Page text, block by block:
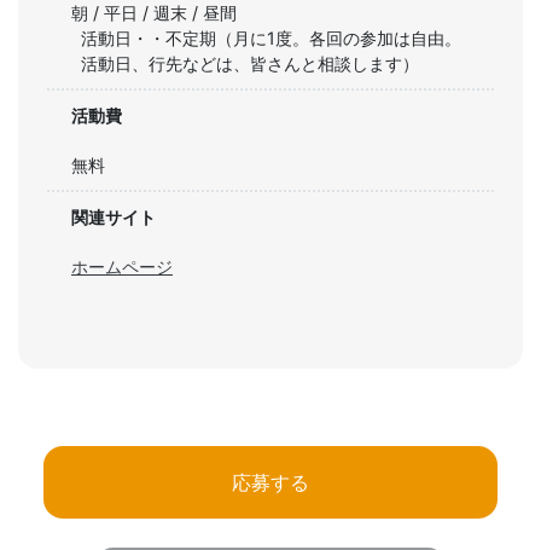
朝 / 平日 / 週末 / 昼間
活動日・・不定期（月に1度。各回の参加は自由。
活動日、行先などは、皆さんと相談します）
活動費
無料
関連サイト
ホームページ
応募する